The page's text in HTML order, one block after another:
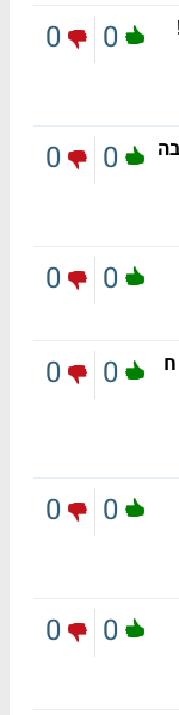
0
0
0
0
0
0
0
0
0
0
0
0